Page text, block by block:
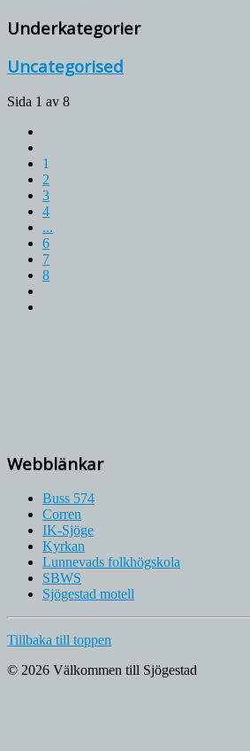
Underkategorier
Uncategorised
Sida 1 av 8
1
2
3
4
...
6
7
8
Webblänkar
Buss 574
Corren
IK-Sjöge
Kyrkan
Lunnevads folkhögskola
SBWS
Sjögestad motell
Tillbaka till toppen
© 2026 Välkommen till Sjögestad